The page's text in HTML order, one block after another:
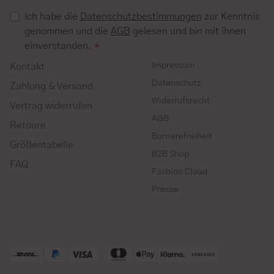
Ich habe die Datenschutzbestimmungen zur Kenntnis
genommen und die AGB gelesen und bin mit ihnen
einverstanden. *
Kontakt
Zahlung & Versand
Vertrag widerrufen
Retoure
Größentabelle
FAQ
Impressum
Datenschutz
Widerrufsrecht
AGB
Barrierefreiheit
B2B Shop
Fashion Cloud
Presse